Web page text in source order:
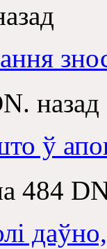
назад
ў
484